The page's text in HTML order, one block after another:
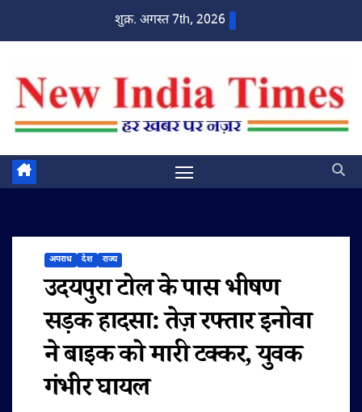
शुक्र. अगस्त 7th, 2026
अपराध देश राज्य
उदयपुरा टोल के पास भीषण
सड़क हादसा: तेज़ रफ्तार इनोवा
ने बाइक को मारी टक्कर, युवक
गंभीर घायल